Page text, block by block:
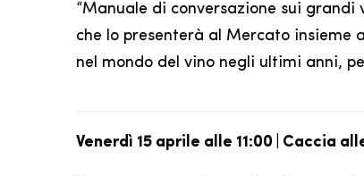
“Manuale di conversazione sui grandi
che lo presenterà al Mercato insieme
nel mondo del vino negli ultimi anni,
Venerdì 15 aprile alle 11:00 | Caccia